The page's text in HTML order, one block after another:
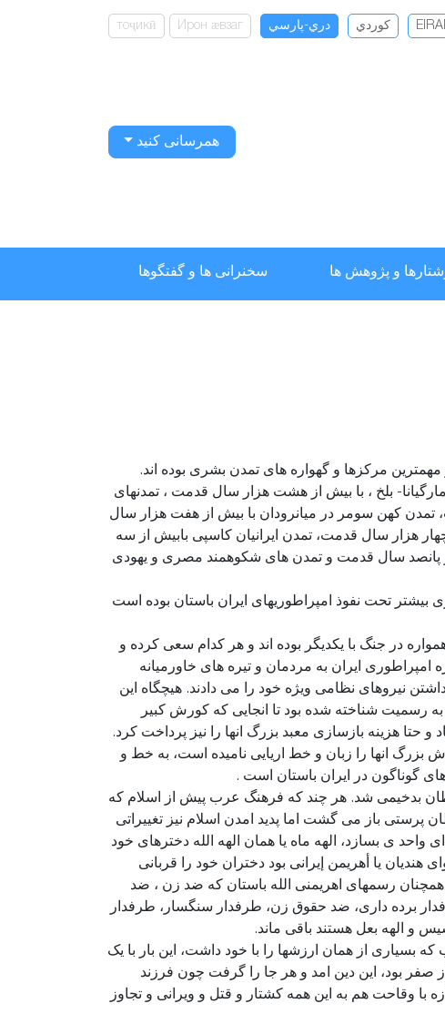
كوردي دري-پارسي Ирон ӕвзаг
тоҷикӣ
همرسانی کنید
و پژوهش ها سخنرانی ها و گفتگوها
مرکزها و گهواره های تمدن بشری بوده اند.
بلخ ، با بیش از هشت هزار سال قدمت ، تمدنهای
تمدن کهن سومر در میانرودان با بیش از هفت هزار سال
هزار سال قدمت، تمدن ایرانیان کاسپی بابیش از سه
و پانصد سال قدمت و تمدن های شکوهمند مصری و یهودی
تحت نفوذ امپراطوریهای ایران باستان بوده است
در جنگ با یکدیگر بوده اند و هر کدام سعی کرده و
امپراطوری ایران به مردمان و تیره های خاورمیانه
نیروهای نظامی ویژه خود را می دادند. هیچگاه این
رسمیت شناخته شده بود تا انجایی که کورش کبیر
و حتا هزینه بازسازی معبد بزرگ انها را نیز پرداخت کرد.
بزرگ انها را زبان و خط اریایی نامیده است، به خط و
گوناگون در ایران باستان است .
بدخیمی شد. هر چند که فرهنگ عرب پیش از اسلام که
باز می گشت اما پدید امدن اسلام نیز تغییراتی
واحد ی بسازد، الهه ماه یا همان الهه الله دخترهای خود
یا أهریمن إیرانی بود دختران خود را قربانی
همچنان رسمهای اهریمنی الله باستان که ضد زن ، ضد
برده داری، ضد حقوق زن، طرفدار سنگسار، طرفدار
و الهه بعل هستند باقی ماند.
بسیاری از همان ارزشها را با خود داشت، این بار با یک
بود، این دین امد و هر جا را گرفت چون فرزند
با وقاحت هم به این همه کشتار و قتل و ویرانی و تجاوز